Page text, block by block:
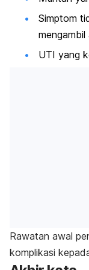
Simptom
UTI yang
Rawatan awal
komplikasi